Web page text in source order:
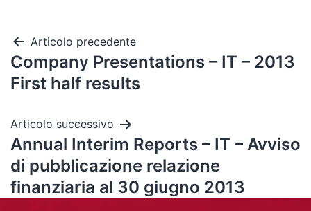
Articolo precedente
Company Presentations – IT – 2013
First half results
Articolo successivo
Annual Interim Reports – IT – Avviso
di pubblicazione relazione
finanziaria al 30 giugno 2013